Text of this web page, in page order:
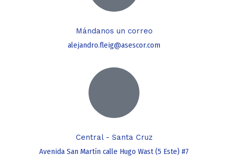
alejandro.fleig@asescor.com
Mándanos un correo
Avenida San Martín calle Hugo Wast (5 Este) #7
Central - Santa Cruz